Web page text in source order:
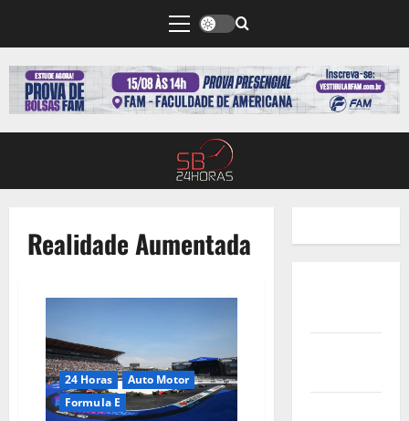
Realidade Aumentada
24 Horas
Auto Motor
Formula E